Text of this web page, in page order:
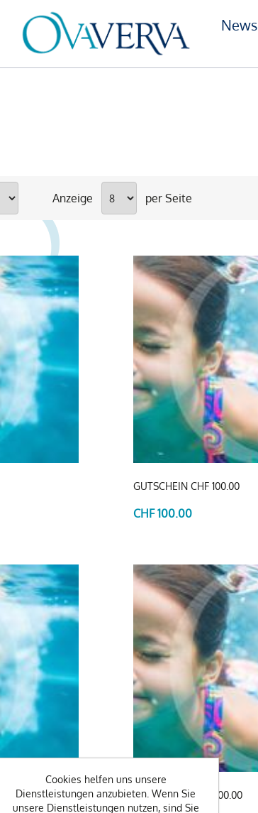
News
Anzeige per Seite
GUTSCHEIN CHF 100.00
CHF 100.00
GUTSCHEIN CHF 200.00
Cookies helfen uns unsere
Dienstleistungen anzubieten. Wenn Sie
unsere Dienstleistungen nutzen, sind Sie